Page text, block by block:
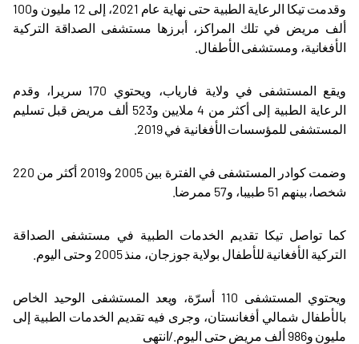
وقدمت تيكا الرعاية الطبية حتى نهاية عام 2021، إلى 12 مليون و100
ألف مريض في تلك المراكز، أبرزها مستشفى الصداقة التركية
الأفغانية، ومستشفى الأطفال
ويقع المستشفى في ولاية فارياب، ويحتوي 170 سريرا، وقدم
الرعاية الطبية إلى أكثر من 4 ملايين و523 ألف مريض قبل تسليم
المستشفى للمؤسسات الأفغانية في 2019
وضمت كوادر المستشفى في الفترة بين 2005 و2019 أكثر من 220
شخصا، بينهم 51 طبيبا، و57 ممرضا
كما تواصل تيكا تقديم الخدمات الطبية في مستشفى الصداقة
التركية الأفغانية للأطفال بولاية جوزجان، منذ 2005 وحتى اليوم
ويحتوي المستشفى 110 أسرّة، ويعد المستشفى الوحيد الخاص
بالأطفال شمالي أفغانستان، وجرى فيه تقديم الخدمات الطبية إلى
مليون و986 ألف مريض حتى اليوم./انتهى